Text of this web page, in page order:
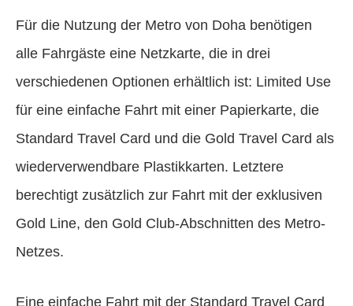
Für die Nutzung der Metro von Doha benötigen
alle Fahrgäste eine Netzkarte, die in drei
verschiedenen Optionen erhältlich ist: Limited Use
für eine einfache Fahrt mit einer Papierkarte, die
Standard Travel Card und die Gold Travel Card als
wiederverwendbare Plastikkarten. Letztere
berechtigt zusätzlich zur Fahrt mit der exklusiven
Gold Line, den Gold Club-Abschnitten des Metro-
Netzes.
Eine einfache Fahrt mit der Standard Travel Card